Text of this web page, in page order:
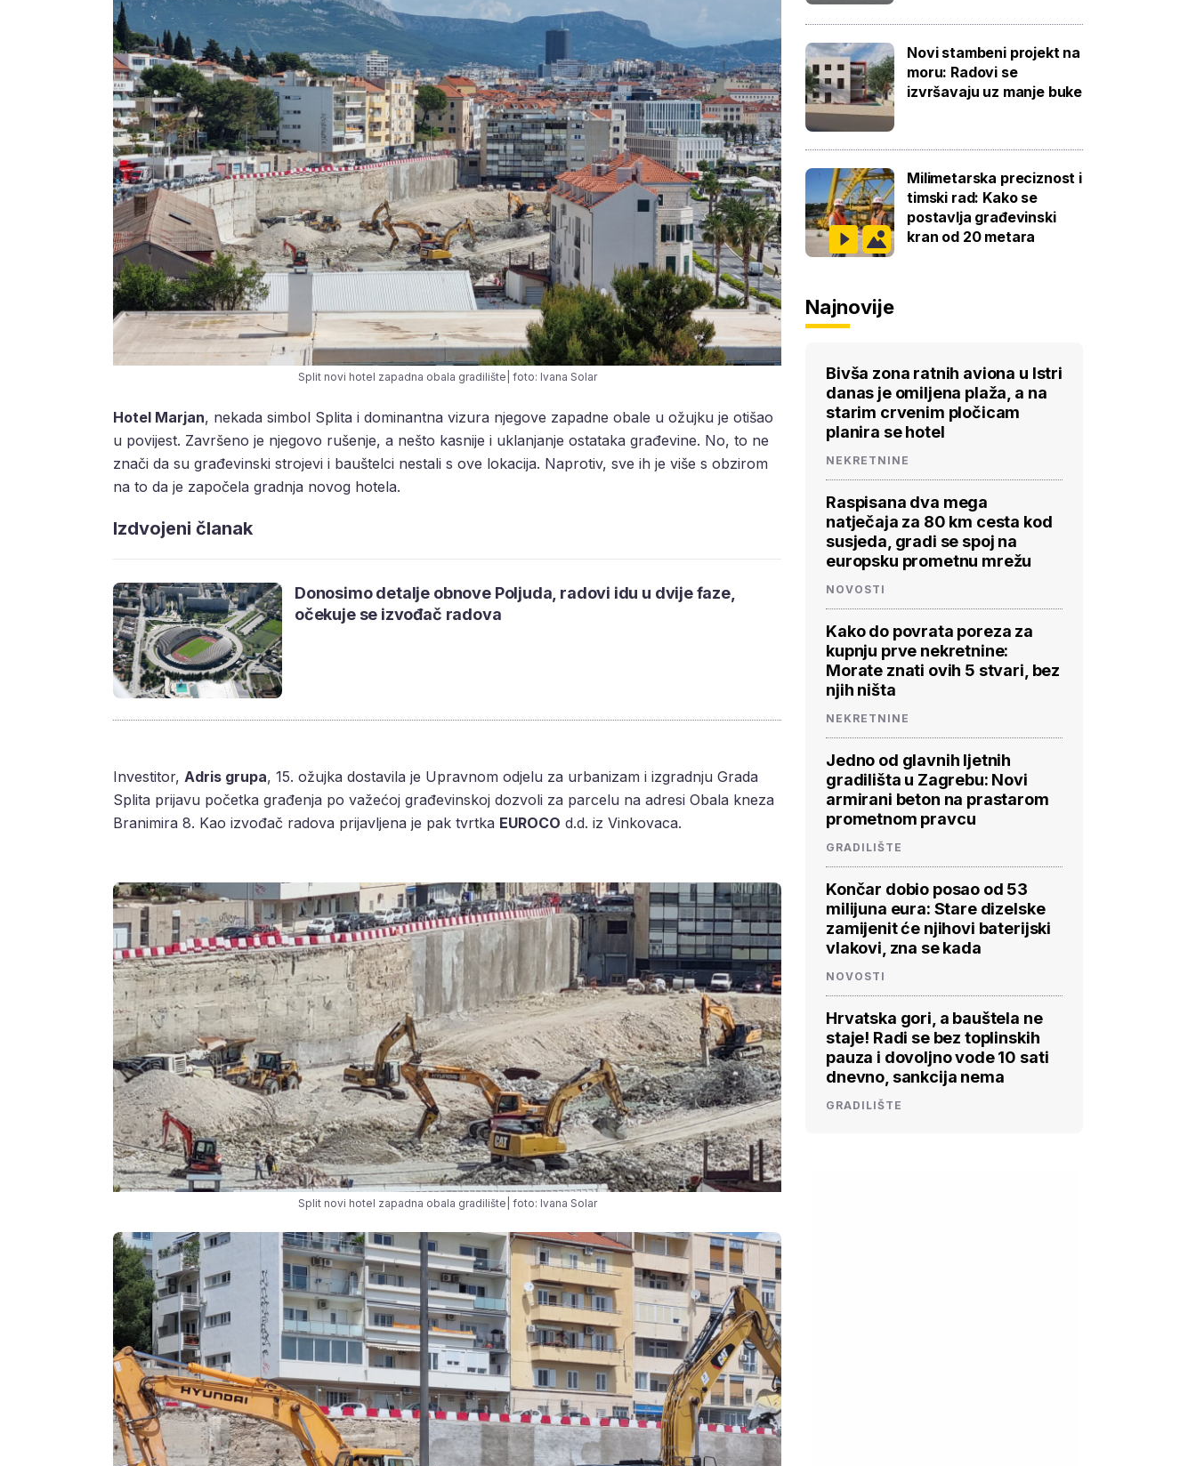
Split novi hotel zapadna obala gradilište| foto: Ivana Solar
Hotel Marjan, nekada simbol Splita i dominantna vizura njegove zapadne obale u ožujku je otišao
u povijest. Završeno je njegovo rušenje, a nešto kasnije i uklanjanje ostataka građevine. No, to ne
znači da su građevinski strojevi i bauštelci nestali s ove lokacija. Naprotiv, sve ih je više s obzirom
na to da je započela gradnja novog hotela.
Izdvojeni članak
Donosimo detalje obnove Poljuda, radovi idu u dvije faze,
očekuje se izvođač radova
Investitor, Adris grupa, 15. ožujka dostavila je Upravnom odjelu za urbanizam i izgradnju Grada
Splita prijavu početka građenja po važećoj građevinskoj dozvoli za parcelu na adresi Obala kneza
Branimira 8. Kao izvođač radova prijavljena je pak tvrtka EUROCO d.d. iz Vinkovaca.
Split novi hotel zapadna obala gradilište| foto: Ivana Solar
Novi stambeni projekt na
moru: Radovi se
izvršavaju uz manje buke
Milimetarska preciznost i
timski rad: Kako se
postavlja građevinski
kran od 20 metara
Najnovije
Bivša zona ratnih aviona u Istri
danas je omiljena plaža, a na
starim crvenim pločicam
planira se hotel
NEKRETNINE
Raspisana dva mega
natječaja za 80 km cesta kod
susjeda, gradi se spoj na
europsku prometnu mrežu
NOVOSTI
Kako do povrata poreza za
kupnju prve nekretnine:
Morate znati ovih 5 stvari, bez
njih ništa
NEKRETNINE
Jedno od glavnih ljetnih
gradilišta u Zagrebu: Novi
armirani beton na prastarom
prometnom pravcu
GRADILIŠTE
Končar dobio posao od 53
milijuna eura: Stare dizelske
zamijenit će njihovi baterijski
vlakovi, zna se kada
NOVOSTI
Hrvatska gori, a bauštela ne
staje! Radi se bez toplinskih
pauza i dovoljno vode 10 sati
dnevno, sankcija nema
GRADILIŠTE